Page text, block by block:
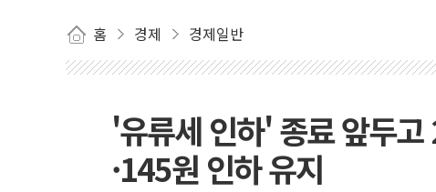
홈 경제 경제일반
'유류세 인하' 종료 앞두
·145원 인하 유지